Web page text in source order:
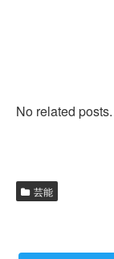
No related posts.
芸能